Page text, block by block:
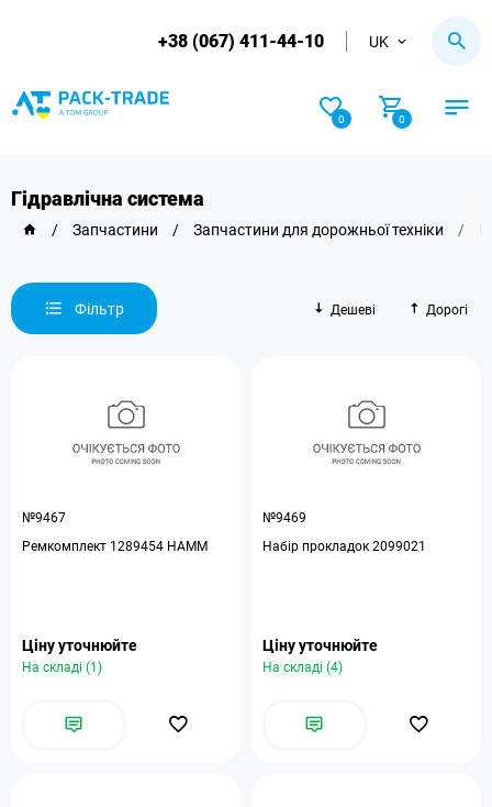
+38 (067) 411-44-10 UK
0 0
Гідравлічна система
/ Запчастини / Запчастини для дорожньої техніки /
Фільтр Дешеві Дорогі
№9467
Ремкомплект 1289454 HAMM
Ціну уточнюйте
На складі (1)
№9469
Набір прокладок 2099021
Ціну уточнюйте
На складі (4)